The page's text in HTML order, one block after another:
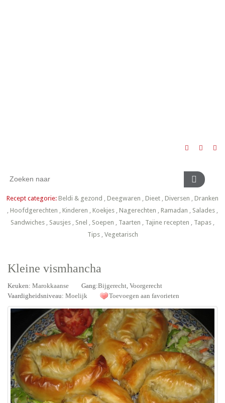
Recept categorie: Beldi & gezond , Deegwaren , Dieet , Diversen , Dranken
, Hoofdgerechten , Kinderen , Koekjes , Nagerechten , Ramadan , Salades ,
Sandwiches , Sausjes , Snel , Soepen , Taarten , Tajine recepten , Tapas ,
Tips, Vegetarisch
Kleine vismhancha
Keuken:Marokkaanse Gang:Bijgerecht,Voorgerecht
Vaardigheidsniveau:Moelijk Toevoegen aan favorieten